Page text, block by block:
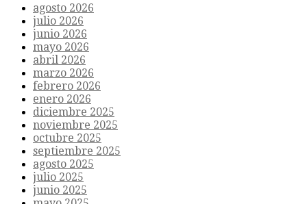
agosto 2026
julio 2026
junio 2026
mayo 2026
abril 2026
marzo 2026
febrero 2026
enero 2026
diciembre 2025
noviembre 2025
octubre 2025
septiembre 2025
agosto 2025
julio 2025
junio 2025